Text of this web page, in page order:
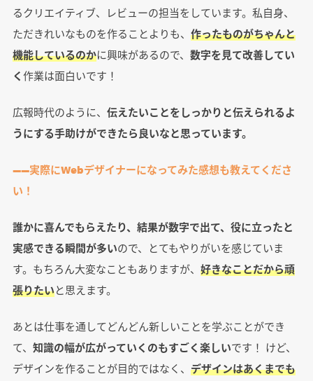
るクリエイティブ、レビューの担当をしています。私自身、
ただきれいなものを作ることよりも、 作ったものがちゃんと
機能しているのかに興味があるので、 数字を見て改善してい
く作業は面白いです！
広報時代のように、 伝えたいことをしっかりと伝えられるよ
うにする手助けができたら良いなと思っています。
――実際にWebデザイナーになってみた感想も教えてくださ
い！
誰かに喜んでもらえたり、結果が数字で出て、役に立ったと
実感できる瞬間が多いので、とてもやりがいを感じていま
す。もちろん大変なこともありますが、 好きなことだから頑
張りたいと思えます。
あとは仕事を通してどんどん新しいことを学ぶことができ
て、 知識の幅が広がっていくのもすごく楽しいです！ けど、
デザインを作ることが目的ではなく、 デザインはあくまでも